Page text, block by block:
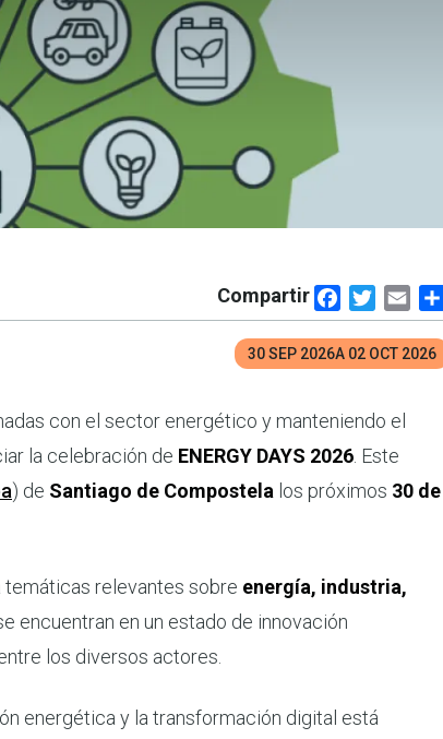
Compartir FacebookTwitterEmail
30 SEP 2026A 02 OCT 2026
con el sector energético y manteniendo el
la celebración de ENERGY DAYS 2026 . Este
) de Santiago de Compostela los próximos 30 de
relevantes sobre energía, industria,
encuentran en un estado de innovación
los diversos actores.
energética y la transformación digital está